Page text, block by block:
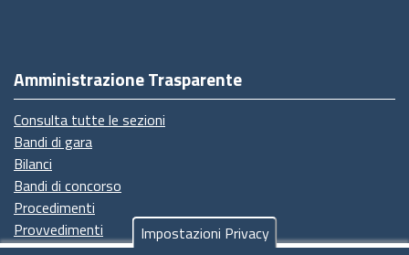
Amministrazione Trasparente
Consulta tutte le sezioni
Bandi di gara
Bilanci
Bandi di concorso
Procedimenti
Provvedimenti
Impostazioni Privacy